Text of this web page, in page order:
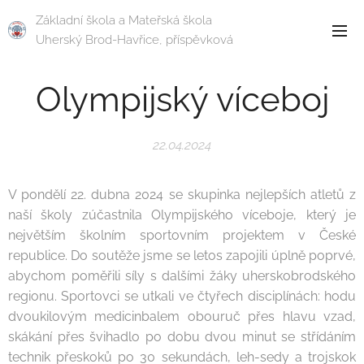
Základní škola a Mateřská škola
Uherský Brod-Havřice, příspěvková
Olympijský víceboj
22.04.2024
V pondělí 22. dubna 2024 se skupinka nejlepších atletů z
naší školy zúčastnila Olympijského víceboje, který je
největším školním sportovním projektem v České
republice. Do soutěže jsme se letos zapojili úplně poprvé,
abychom poměřili síly s dalšími žáky uherskobrodského
regionu. Sportovci se utkali ve čtyřech disciplínách: hodu
dvoukilovým medicinbalem obouruč přes hlavu vzad,
skákání přes švihadlo po dobu dvou minut se střídáním
technik přeskoků po 30 sekundách, leh-sedy a trojskok